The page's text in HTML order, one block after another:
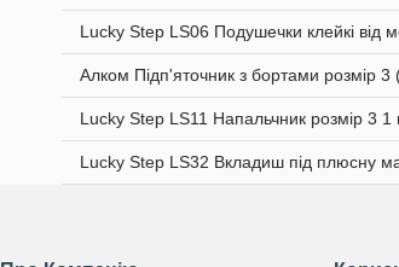
Lucky Step LS06 Подушечки клейкі від
Алком Підп'яточник з бортами розмір
Lucky Step LS11 Напальчник розмір 3 1
Lucky Step LS32 Вкладиш під плюсну